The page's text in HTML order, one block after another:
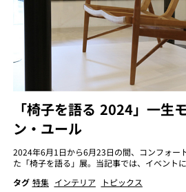
「椅子を語る 2024」一生
ン・ユール
2024年6月1日から6月23日の間、コンフォー
た「椅子を語る」展。当記事では、イベント
タグ 特集 インテリア
トピックス